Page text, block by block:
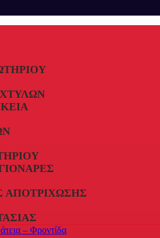
ΑΠΟΤΡΊΧΩΣΗΣ
– Φροντίδα